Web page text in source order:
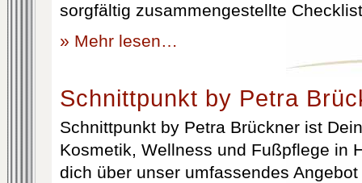
sorgfältig zusammengestellte
» Mehr lesen…
Schnittpunkt by Petra
Schnittpunkt by Petra Brückner ist
Kosmetik, Wellness und Fußpflege in
dich über unser umfassendes